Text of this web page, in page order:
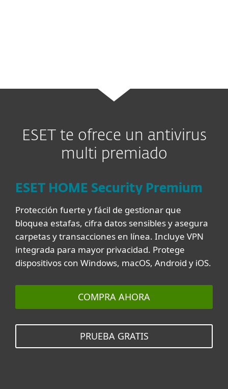
ESET te ofrece un antivirus
multi premiado
ESET HOME Security Premium
Protección fuerte y fácil de gestionar que
bloquea estafas, cifra datos sensibles y asegura
carpetas y transacciones en línea. Incluye VPN
integrada para mayor privacidad. Protege
dispositivos con Windows, macOS, Android y iOS.
COMPRA AHORA
PRUEBA GRATIS